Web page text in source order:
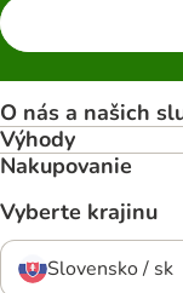
O nás a našich
Výhody
Nakupovanie
Vyberte krajinu
Slovensko / sk